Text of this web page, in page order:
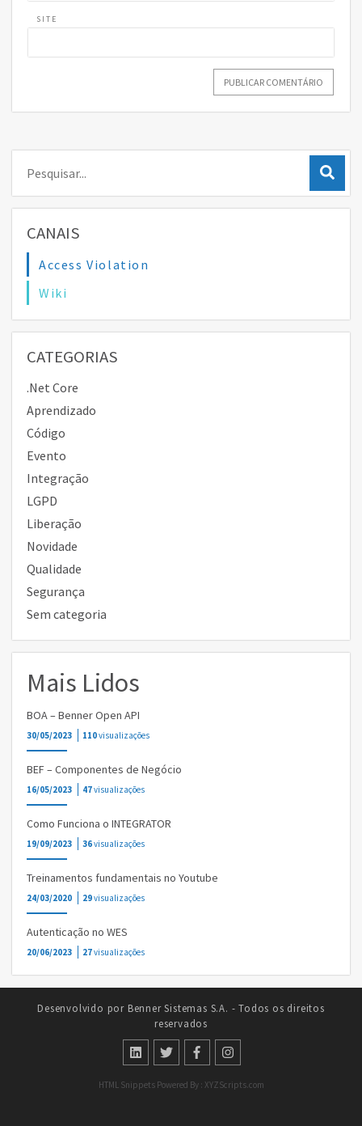
SITE
CANAIS
Access Violation
Wiki
CATEGORIAS
.Net Core
Aprendizado
Código
Evento
Integração
LGPD
Liberação
Novidade
Qualidade
Segurança
Sem categoria
Mais Lidos
BOA – Benner Open API
30/05/2023 110visualizações
BEF – Componentes de Negócio
16/05/2023 47visualizações
Como Funciona o INTEGRATOR
19/09/2023 36visualizações
Treinamentos fundamentais no Youtube
24/03/2020 29visualizações
Autenticação no WES
20/06/2023 27visualizações
Desenvolvido por Benner Sistemas S.A. - Todos os direitos
reservados
HTML SnippetsPowered By : XYZScripts.com